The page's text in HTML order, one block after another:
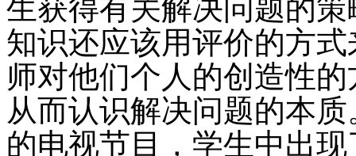
生获得有关解决问题的
知识还应该用评价的方
师对他们个人的创造性
从而认识解决问题的本
的电视节目，学生中出现